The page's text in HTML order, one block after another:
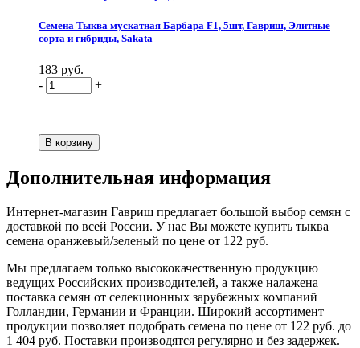
Семена Тыква мускатная Барбара F1, 5шт, Гавриш, Элитные
сорта и гибриды, Sakata
183 руб.
-
+
Дополнительная информация
Интернет-магазин Гавриш предлагает большой выбор семян с
доставкой по всей России. У нас Вы можете купить тыква
семена оранжевый/зеленый по цене от 122 руб.
Мы предлагаем только высококачественную продукцию
ведущих Российских производителей, а также налажена
поставка семян от селекционных зарубежных компаний
Голландии, Германии и Франции. Широкий ассортимент
продукции позволяет подобрать семена по цене от 122 руб. до
1 404 руб. Поставки производятся регулярно и без задержек.